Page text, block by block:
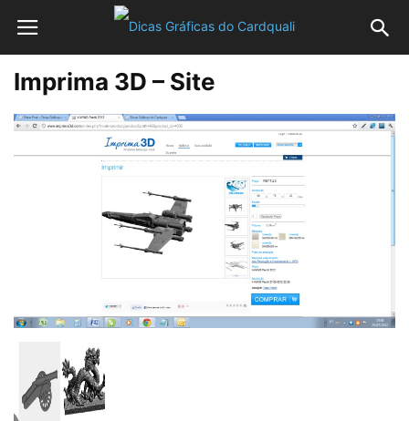
Imprima 3D – Site